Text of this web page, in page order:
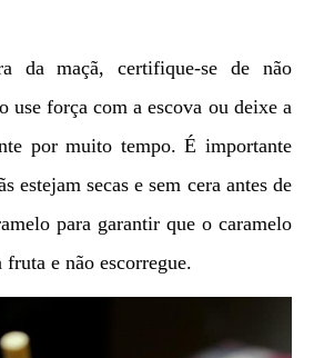
da maçã, certifique-se de não
use força com a escova ou deixe a
por muito tempo. É importante
estejam secas e sem cera antes de
para garantir que o caramelo
e não escorregue.